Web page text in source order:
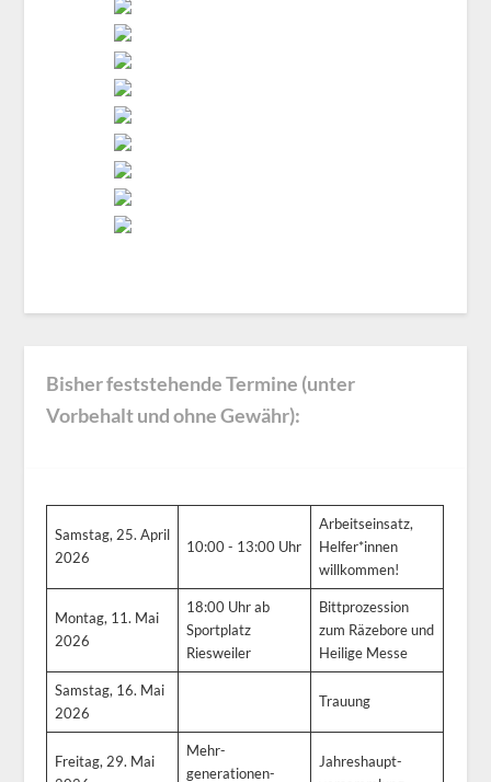
Bisher feststehende Termine (unter
Vorbehalt und ohne Gewähr):
Samstag, 25. April
2026
10:00 - 13:00 Uhr
Arbeitseinsatz,
Helfer*innen
willkommen!
Montag, 11. Mai
2026
18:00 Uhr ab
Sportplatz
Riesweiler
Bittprozession
zum Räzebore und
Heilige Messe
Samstag, 16. Mai
2026
Trauung
Freitag, 29. Mai
Mehr-
generationen-
Jahreshaupt-